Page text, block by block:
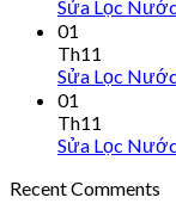
Sửa Lọc
01
Th11
Sửa Lọc
01
Th11
Sửa Lọc
Recent Comments